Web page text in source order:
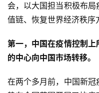
会，以大国担当积极布
值链、恢复世界经济秩序
第一，中国在疫情控制
的中心向中国市场转移。
在两个多月前，中国新